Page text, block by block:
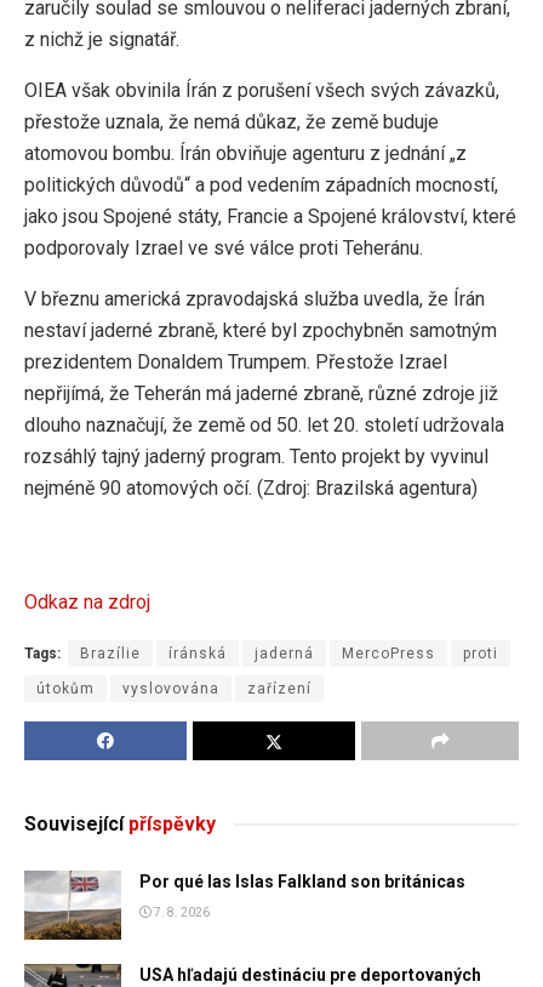
zaručily soulad se smlouvou o neliferaci jaderných zbraní,
z nichž je signatář.
OIEA však obvinila Írán z porušení všech svých závazků,
přestože uznala, že nemá důkaz, že země buduje
atomovou bombu. Írán obviňuje agenturu z jednání „z
politických důvodů“ a pod vedením západních mocností,
jako jsou Spojené státy, Francie a Spojené království, které
podporovaly Izrael ve své válce proti Teheránu.
V březnu americká zpravodajská služba uvedla, že Írán
nestaví jaderné zbraně, které byl zpochybněn samotným
prezidentem Donaldem Trumpem. Přestože Izrael
nepřijímá, že Teherán má jaderné zbraně, různé zdroje již
dlouho naznačují, že země od 50. let 20. století udržovala
rozsáhlý tajný jaderný program. Tento projekt by vyvinul
nejméně 90 atomových očí. (Zdroj: Brazilská agentura)
Odkaz na zdroj
Tags: Brazílie íránská jaderná MercoPress proti
útokům vyslovována zařízení
Souvisejícípříspěvky
Por qué las Islas Falkland son británicas
7. 8. 2026
USA hľadajú destináciu pre deportovaných